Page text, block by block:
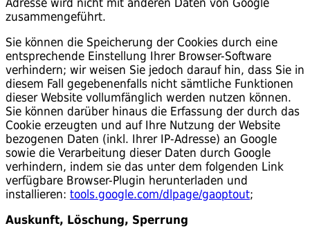
zusammengeführt.
Sie können die Speicherung der Cookies durch eine
entsprechende Einstellung Ihrer Browser-Software
verhindern; wir weisen Sie jedoch darauf hin, dass Sie in
diesem Fall gegebenenfalls nicht sämtliche Funktionen
dieser Website vollumfänglich werden nutzen können.
Sie können darüber hinaus die Erfassung der durch das
Cookie erzeugten und auf Ihre Nutzung der Website
bezogenen Daten (inkl. Ihrer IP-Adresse) an Google
sowie die Verarbeitung dieser Daten durch Google
verhindern, indem sie das unter dem folgenden Link
verfügbare Browser-Plugin herunterladen und
installieren: tools.google.com/dlpage/gaoptout;
Auskunft, Löschung, Sperrung